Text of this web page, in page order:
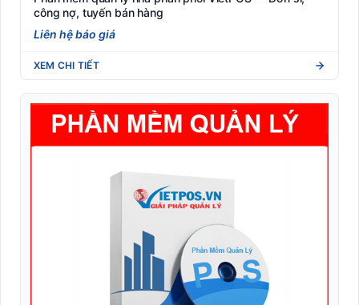
công nợ, tuyến bán hàng
Liên hệ báo giá
XEM CHI TIẾT